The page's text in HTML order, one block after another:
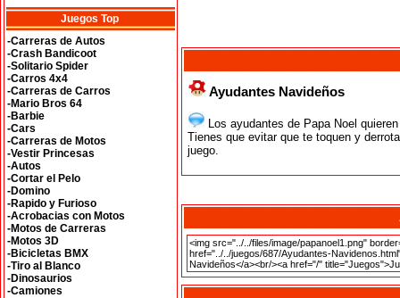
Juegos Top
-Carreras de Autos
-Crash Bandicoot
-Solitario Spider
-Carros 4x4
-Carreras de Carros
-Mario Bros 64
-Barbie
-Cars
-Carreras de Motos
-Vestir Princesas
-Autos
-Cortar el Pelo
-Domino
-Rapido y Furioso
-Acrobacias con Motos
-Motos de Carreras
-Motos 3D
-Bicicletas BMX
-Tiro al Blanco
-Dinosaurios
-Camiones
Ayudantes Navideños
Los ayudantes de Papa Noel
Tienes que evitar que te toquen y
juego.